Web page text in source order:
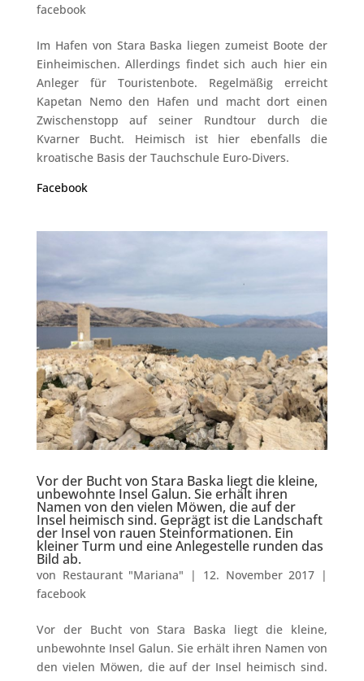
facebook
Im Hafen von Stara Baska liegen zumeist Boote der
Einheimischen. Allerdings findet sich auch hier ein
Anleger für Touristenbote. Regelmäßig erreicht
Kapetan Nemo den Hafen und macht dort einen
Zwischenstopp auf seiner Rundtour durch die
Kvarner Bucht. Heimisch ist hier ebenfalls die
kroatische Basis der Tauchschule Euro-Divers.
Facebook
Vor der Bucht von Stara Baska liegt die kleine,
unbewohnte Insel Galun. Sie erhält ihren
Namen von den vielen Möwen, die auf der
Insel heimisch sind. Geprägt ist die Landschaft
der Insel von rauen Steinformationen. Ein
kleiner Turm und eine Anlegestelle runden das
Bild ab.
von Restaurant "Mariana" | 12. November 2017 |
facebook
Vor der Bucht von Stara Baska liegt die kleine,
unbewohnte Insel Galun. Sie erhält ihren Namen von
den vielen Möwen, die auf der Insel heimisch sind.